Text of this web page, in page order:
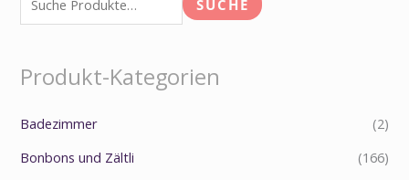
SUCHE
Produkt-Kategorien
Badezimmer
(2)
Bonbons und Zältli
(166)